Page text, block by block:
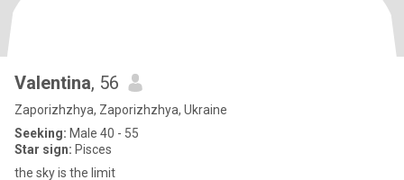
Valentina, 56
Zaporizhzhya, Zaporizhzhya, Ukraine
Seeking: Male 40 - 55
Star sign: Pisces
the sky is the limit